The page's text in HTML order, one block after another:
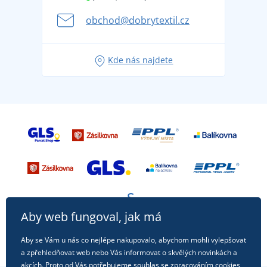
se na dovolenou bez starostí
obchod@dobrytextil.cz
Kde nás najdete
Aby web fungoval, jak má
Aby se Vám u nás co nejlépe nakupovalo, abychom mohli vylepšovat
a zpřehledňovat web nebo Vás informovat o skvělých novinkách a
akcích. Proto od Vás potřebujeme souhlas se zpracovánímcookies